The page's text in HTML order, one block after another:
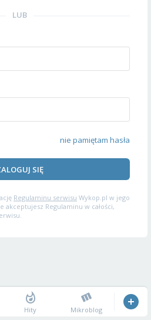
LUB
nie pamiętam hasła
SIĘ
Regulaminu serwisu Wykop.pl w jego
akceptujesz Regulaminu w całości,
Hity Mikroblog